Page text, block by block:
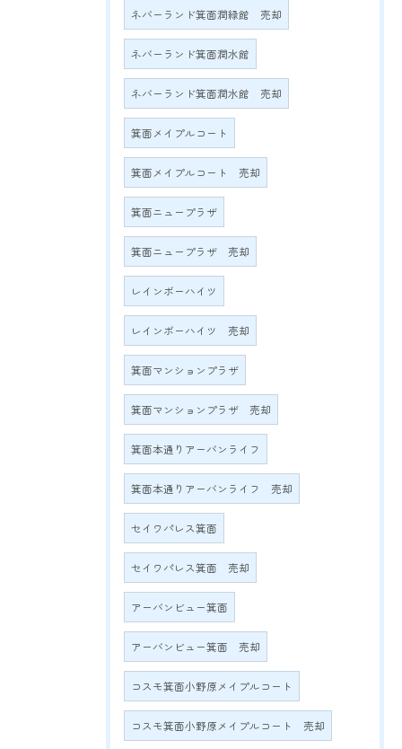
ネバーランド箕面潤緑館 売却
ネバーランド箕面潤水館
ネバーランド箕面潤水館 売却
箕面メイプルコート
箕面メイプルコート 売却
箕面ニュープラザ
箕面ニュープラザ 売却
レインボーハイツ
レインボーハイツ 売却
箕面マンションプラザ
箕面マンションプラザ 売却
箕面本通りアーバンライフ
箕面本通りアーバンライフ 売却
セイワパレス箕面
セイワパレス箕面 売却
アーバンビュー箕面
アーバンビュー箕面 売却
コスモ箕面小野原メイプルコート
コスモ箕面小野原メイプルコート 売却